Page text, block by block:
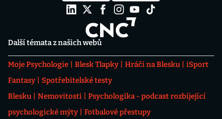
Další témata z našich webů
Moje Psychologie Blesk Tlapky Hráči na Blesku
iSport
Fantasy
Spotřebitelské testy
Blesku
Nemovitosti
Psychologika - podcast rozbíjející
psychologické mýty
Fotbalové přestupy